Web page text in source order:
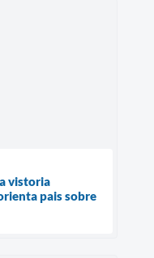
vistoria
pais sobre